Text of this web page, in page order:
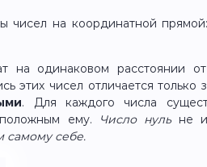
чисел на координатной
на одинаковом расстоянии
этих чисел отличается только
. Для каждого числа
ему.
Число нуль не
самому себе.